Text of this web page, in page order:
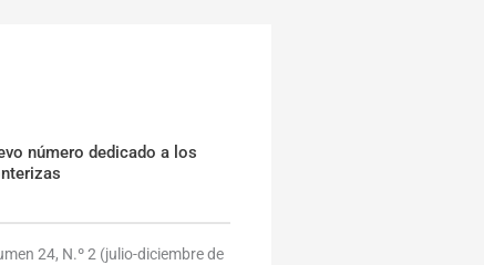
número dedicado a los
24, N.º 2 (julio-diciembre de